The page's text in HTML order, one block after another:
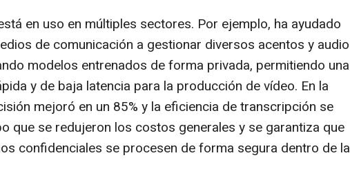
en uso en múltiples sectores. Por ejemplo, ha ayudado
de comunicación a gestionar diversos acentos y audio
modelos entrenados de forma privada, permitiendo una
y de baja latencia para la producción de vídeo. En la
mejoró en un 85% y la eficiencia de transcripción se
que se redujeron los costos generales y se garantiza que
confidenciales se procesen de forma segura dentro de la